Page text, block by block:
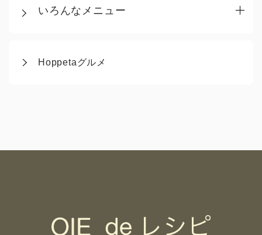
いろんなメニュー
Hoppetaグルメ